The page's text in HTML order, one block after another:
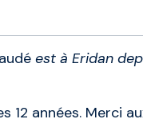
est à Eridan
12 années. Merci